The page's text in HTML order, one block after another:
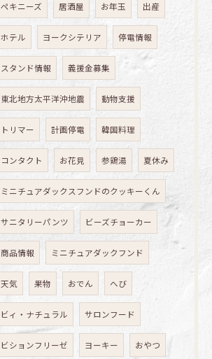
ペキニーズ 居酒屋 お年玉 出産
ホテル ヨークシテリア 停電情報
スタンド情報 義援金募集
東北地方太平洋沖地震 動物支援
トリマー 計画停電 韓国料理
コンタクト お花見 参鶏湯 夏休み
ミニチュアダックスフンドのクッキーくん
サニタリーパンツ ビーズチョーカー
商品情報 ミニチュアダックフンド
天気 果物 おでん へび
ビィ・ナチュラル サロンフード
ビションフリーゼ ヨーキー おやつ